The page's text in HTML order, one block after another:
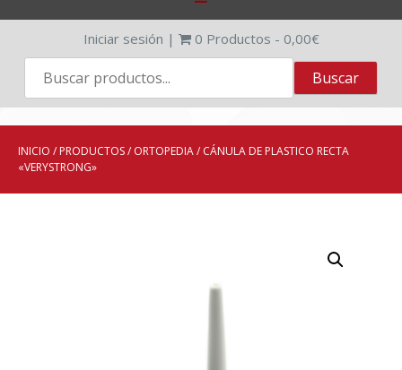
Iniciar sesión | 0 Productos - 0,00€
INICIO / PRODUCTOS/ ORTOPEDIA/ CÁNULA DE PLASTICO RECTA
«VERYSTRONG»